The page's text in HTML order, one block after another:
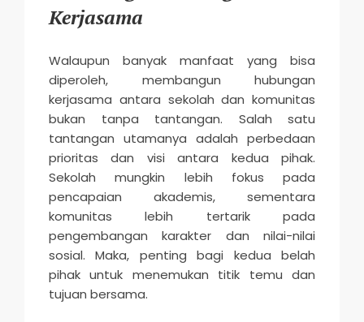
Kerjasama
Walaupun banyak manfaat yang bisa
diperoleh, membangun hubungan
kerjasama antara sekolah dan komunitas
bukan tanpa tantangan. Salah satu
tantangan utamanya adalah perbedaan
prioritas dan visi antara kedua pihak.
Sekolah mungkin lebih fokus pada
pencapaian akademis, sementara
komunitas lebih tertarik pada
pengembangan karakter dan nilai-nilai
sosial. Maka, penting bagi kedua belah
pihak untuk menemukan titik temu dan
tujuan bersama.